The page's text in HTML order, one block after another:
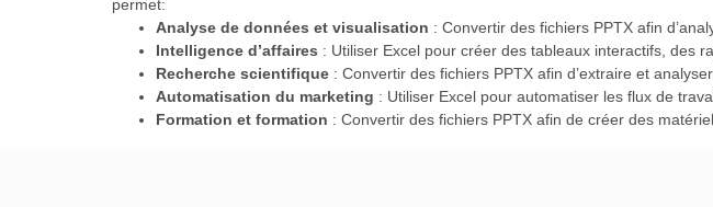
permet:
Analyse de données et visualisation : Convertir des fichiers PPTX afin
Intelligence d’affaires : Utiliser Excel pour créer des tableaux interactifs, des
Recherche scientifique : Convertir des fichiers PPTX afin d’extraire et
Automatisation du marketing : Utiliser Excel pour automatiser les flux de
Formation et formation : Convertir des fichiers PPTX afin de créer des